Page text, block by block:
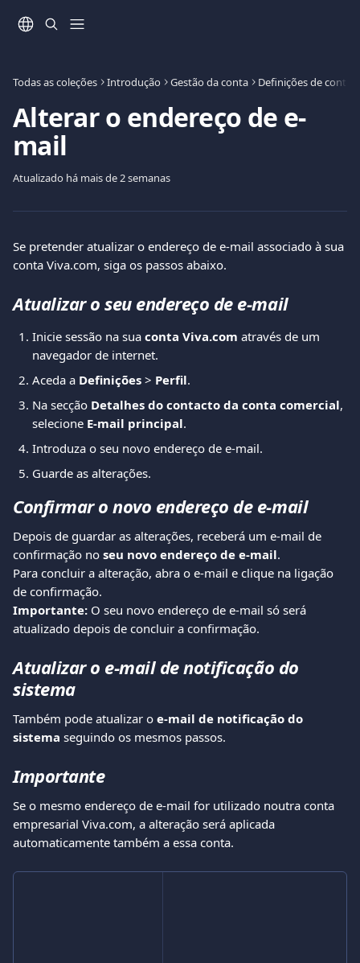
Todas as coleções Introdução Gestão da conta Definições de conta
Alterar o endereço de e-
mail
Atualizado há mais de 2 semanas
Se pretender atualizar o endereço de e-mail associado à sua
conta Viva.com, siga os passos abaixo.
Atualizar o seu endereço de e-mail
Inicie sessão na sua conta Viva.com através de um
navegador de internet.
Aceda a Definições > Perfil.
Na secção Detalhes do contacto da conta comercial,
selecione E-mail principal.
Introduza o seu novo endereço de e-mail.
Guarde as alterações.
Confirmar o novo endereço de e-mail
Depois de guardar as alterações, receberá um e-mail de
confirmação no seu novo endereço de e-mail.
Para concluir a alteração, abra o e-mail e clique na ligação
de confirmação.
Importante: O seu novo endereço de e-mail só será
atualizado depois de concluir a confirmação.
Atualizar o e-mail de notificação do
sistema
Também pode atualizar o e-mail de notificação do
sistema seguindo os mesmos passos.
Importante
Se o mesmo endereço de e-mail for utilizado noutra conta
empresarial Viva.com, a alteração será aplicada
automaticamente também a essa conta.